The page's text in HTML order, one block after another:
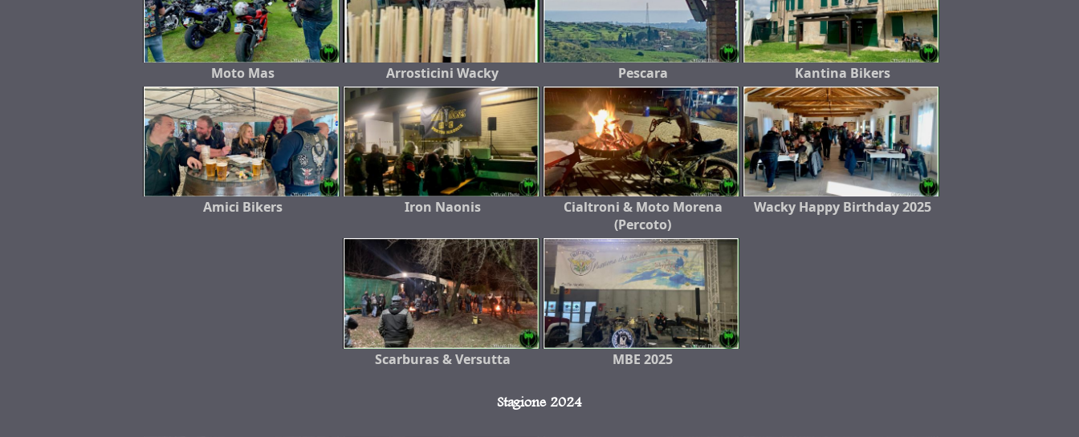
Moto Mas Arrosticini Wacky Pescara Kantina Bikers
Amici Bikers Iron Naonis
Cialtroni & Moto Morena
(Percoto)
Wacky Happy Birthday 2025
Scarburas & Versutta MBE 2025
Stagione 2024